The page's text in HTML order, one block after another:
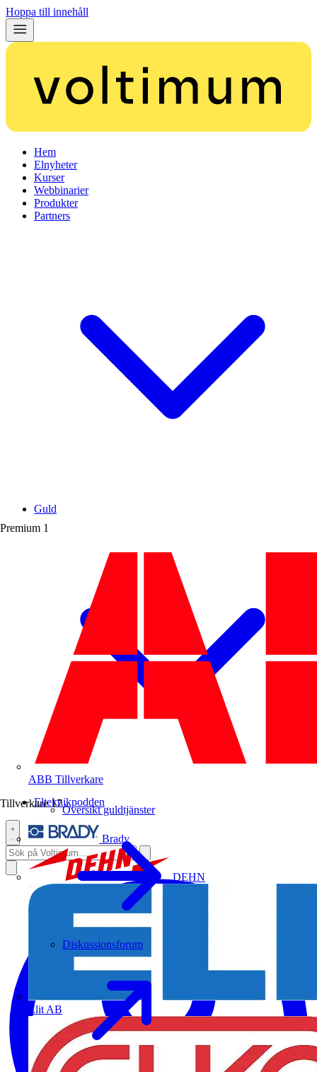
Hoppa till innehåll
Hem
Elnyheter
Kurser
Webbinarier
Produkter
Partners
Premium 1
ABB Tillverkare
Tillverkare 17
Brady
DEHN
Elit AB
Guld
Översikt guldtjänster
Diskussionsforum
Elteknikpodden